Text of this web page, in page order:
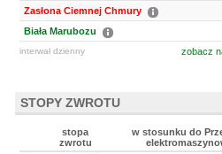
Zasłona Ciemnej Chmury
Biała Marubozu
interwał dzienny zobacz
STOPY ZWROTU
stopa
zwrotu
w stosunku do